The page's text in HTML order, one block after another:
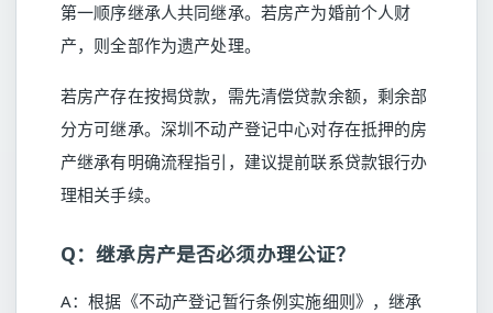
第一顺序继承人共同继承。若房产为婚前个人财
产，则全部作为遗产处理。
若房产存在按揭贷款，需先清偿贷款余额，剩余部
分方可继承。深圳不动产登记中心对存在抵押的房
产继承有明确流程指引，建议提前联系贷款银行办
理相关手续。
Q：继承房产是否必须办理公证？
A：根据《不动产登记暂行条例实施细则》，继承